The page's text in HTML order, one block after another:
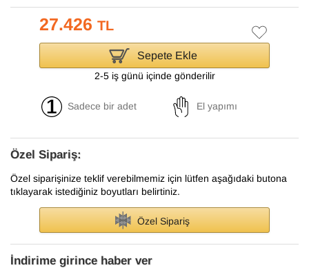
27.426 TL
Sepete Ekle
2-5 iş günü içinde gönderilir
Sadece bir adet El yapımı
Özel Sipariş:
Özel siparişinize teklif verebilmemiz için lütfen aşağıdaki butona
tıklayarak istediğiniz boyutları belirtiniz.
Özel Sipariş
İndirime girince haber ver